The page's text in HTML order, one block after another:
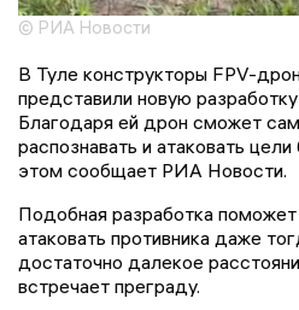
© РИА Новости
В Туле конструкторы FPV-
представили новую
Благодаря ей дрон сможет
распознавать и атаковать
этом сообщает РИА Новости.
Подобная разработка
атаковать противника даже
достаточно далекое
встречает преграду.